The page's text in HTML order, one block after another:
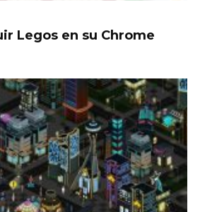
Legos en su Chrome